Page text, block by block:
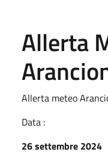
Allerta
Allerta meteo
Data :
26 settembre 2024